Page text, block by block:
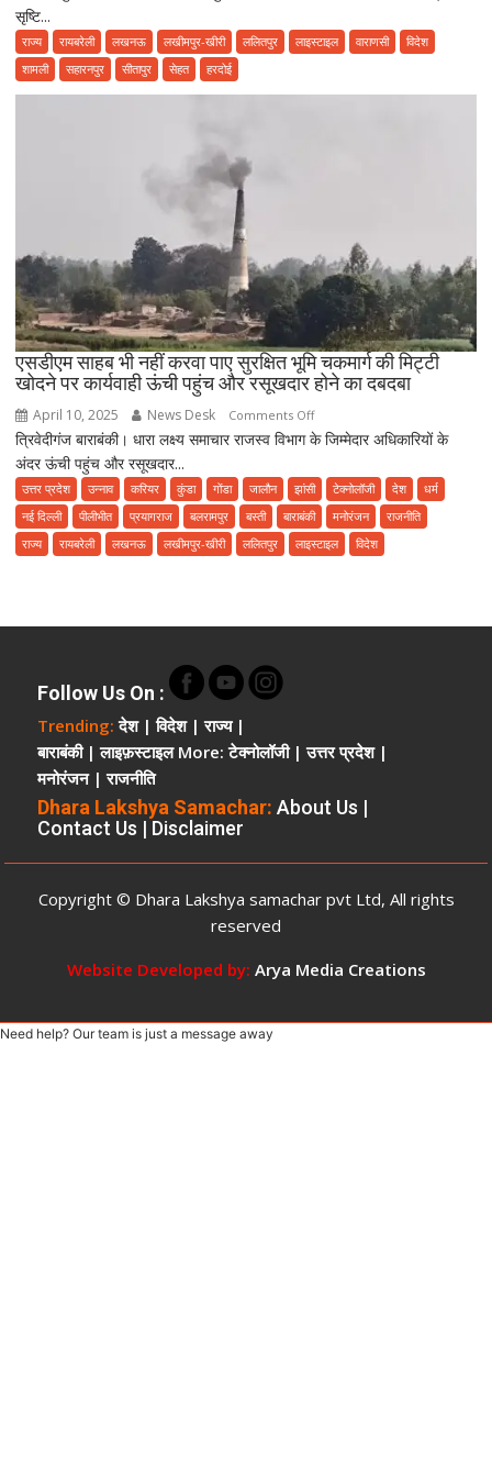
में
सृष्टि...
राज्य रायबरेली लखनऊ लखीमपुर-खीरी ललितपुर लाइस्टाइल वाराणसी
विदेश
शामली
सहारनपुर सीतापुर सेहत हरदोई
एसडीएम साहब भी नहीं करवा पाए सुरक्षित भूमि चकमार्ग की मिट्टी
खोदने पर कार्यवाही ऊंची पहुंच और रसूखदार होने का दबदबा
April 10, 2025 News Desk Comments Offon
एसडीएम
भी
नहीं
करवा
पाए
चकमार्ग
कार्यवाही
पहुंच
का
त्रिवेदीगंज बाराबंकी। धारा लक्ष्य समाचार राजस्व विभाग के जिम्मेदार अधिकारियों के
अंदर ऊंची पहुंच और रसूखदार...
उत्तर प्रदेश उन्नाव करियर कुंडा गोंडा जालौन झांसी टेक्नोलॉजी देश
धर्म
नई दिल्ली
पीलीभीत प्रयागराज बलरामपुर बस्ती बाराबंकी मनोरंजन
राजनीति
राज्य
रायबरेली लखनऊ लखीमपुर-खीरी ललितपुर लाइस्टाइल विदेश
Follow Us On :
Trending: देश|विदेश|राज्य|
बाराबंकी|लाइफ़स्टाइल More:टेक्नोलॉजी|उत्तर प्रदेश|
मनोरंजन|राजनीति
Dhara Lakshya Samachar: About Us |
Contact Us | Disclaimer
Copyright © Dhara Lakshya samachar pvt Ltd, All rights
reserved
Website Developed by: Arya Media Creations
Need help? Our team is just a message away